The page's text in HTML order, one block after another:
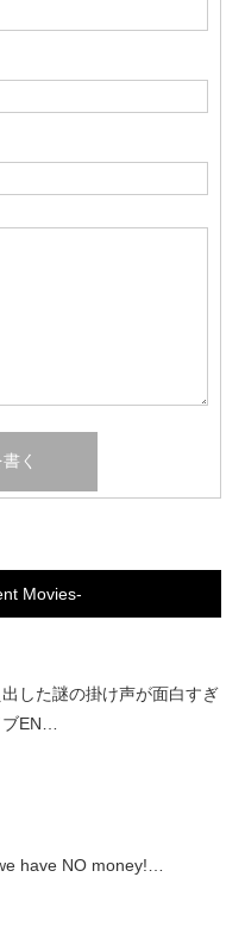
Movies-
した謎の掛け声が面白すぎ
EN…
have NO money!…